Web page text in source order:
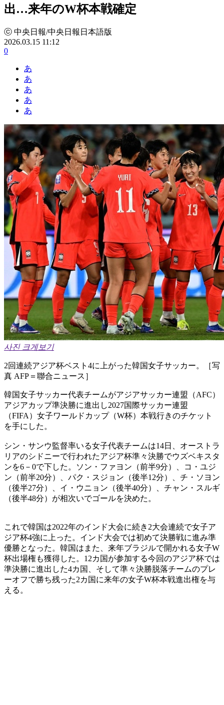
出…来年のW杯本戦確定
ⓒ 中央日報/中央日報日本語版
2026.03.15 11:12
0
あ
あ
あ
あ
あ
사진 크게보기
2回連続アジア杯ベスト4に上がった韓国女子サッカー。［写
真 AFP＝聯合ニュース］
韓国女子サッカー代表チームがアジアサッカー連盟（AFC）
アジアカップ準決勝に進出し2027国際サッカー連盟
（FIFA）女子ワールドカップ（W杯）本戦行きのチケット
を手にした。
シン・サンウ監督率いる女子代表チームは14日、オーストラ
リアのシドニーで行われたアジア杯準々決勝でウズベキスタ
ンを6－0で下した。ソン・ファヨン（前半9分）、コ・ユジ
ン（前半20分）、パク・スジョン（後半12分）、チ・ソヨン
（後半27分）、イ・ウニョン（後半40分）、チャン・スルギ
（後半48分）が相次いでゴールを決めた。
これで韓国は2022年のインド大会に続き2大会連続で女子ア
ジア杯4強に上った。インド大会では初めて決勝戦に進み準
優勝となった。韓国はまた、来年ブラジルで開かれる女子W
杯出場権も獲得した。12カ国が参加する今回のアジア杯では
準決勝に進出した4カ国、そして準々決勝脱落チームのプレ
ーオフで勝ち残った2カ国に来年の女子W杯本戦進出権を与
える。